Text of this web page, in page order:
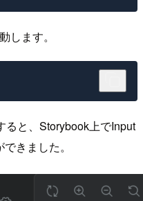
します。
ると、Storybook上でInput
きました。